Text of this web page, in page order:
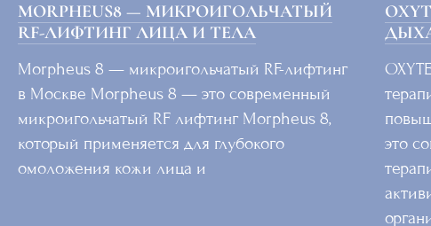
MORPHEUS8 — МИКРОИГОЛЬЧАТЫЙ
RF-ЛИФТИНГ ЛИЦА И ТЕЛА
Morpheus 8 — микроигольчатый RF-лифтинг
в Москве Morpheus 8 — это современный
микроигольчатый RF лифтинг Morpheus 8,
который применяется для глубокого
омоложения кожи лица и
это